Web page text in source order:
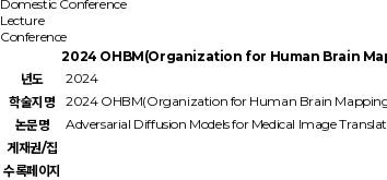
Domestic Conference
Lecture
Conference
2024 OHBM(Organization for Human Brain
년도
2024
학술지명
2024 OHBM(Organization for Human Brain
논문명
Adversarial Diffusion Models for Medical Image
게재권/집
수록페이지